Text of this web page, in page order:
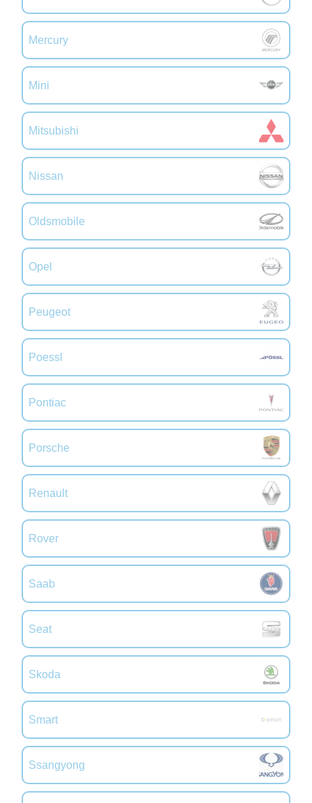
Mercury
Mini
Mitsubishi
Nissan
Oldsmobile
Opel
Peugeot
Poessl
Pontiac
Porsche
Renault
Rover
Saab
Seat
Skoda
Smart
Ssangyong